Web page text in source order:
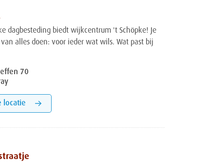
dagbesteding biedt wijkcentrum 't Schöpke! Je
alles doen: voor ieder wat wils. Wat past bij
70
locatie